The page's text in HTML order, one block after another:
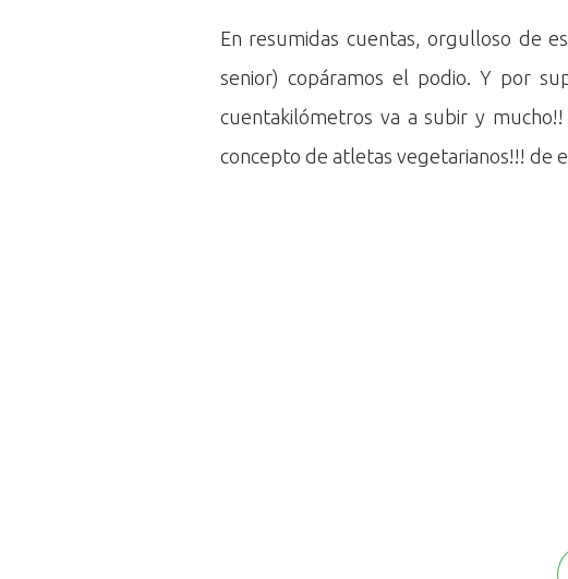
En resumidas cuentas, orgulloso de
senior) copáramos el podio. Y por
cuentakilómetros va a subir y
concepto de atletas vegetarianos!!! de